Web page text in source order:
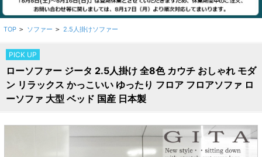
レンジ台・レンジラック
特徴で選ぶ
大型レンジ収納可能
サイズで選ぶ
ロータイプレンジ台
ハイタイプレンジ台
【CUBO】&【LASCO】レンジ台
【GRANNER2】テレビ台・リビング
【LASCO】カウンター下収納
【BOOKER】ブックシェルフ
【SUNNY】サニタリー収納
【Idea】デスク
【PORTIER】&【LASCO】シューズ
ボックス
大きさで選ぶ
1人掛けソファー
2.5人掛けソファー
素材で選ぶ
合皮ソファー
本革ソファー
オプション品
【Pittaly】耐震上置き
ラック
下駄箱・シューズボッ
サニタリー収納ラック
アコーディオンドア
タワー tower（山崎実
業）
掃除機収納
扉式カウンター下ラッ
ク
【VALO】セミオーダーダイニングテーブル
チェア
こたつ布団
車のサイズで選ぶ
【標準幅】リアシートテーブル
【標準幅用】テレビスタンド
TOP > ソファー > 2.5人掛けソファー
PICK UP
ローソファー ジータ 2.5人掛け 全8色 カウチ おしゃれ モダ
ン リラックス かっこいい ゆったり フロア フロアソファ ロ
ーソファ 大型 ベッド 国産 日本製